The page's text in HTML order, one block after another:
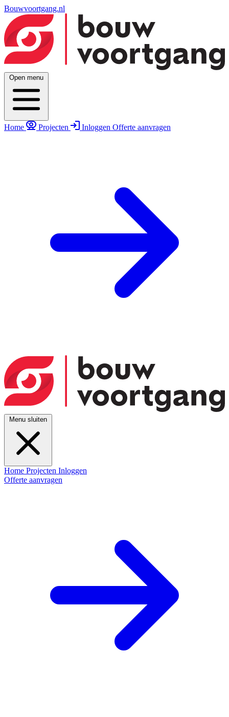
Bouwvoortgang.nl
Open menu
Home Projecten Inloggen Offerte aanvragen
Menu sluiten
Home Projecten Inloggen
Offerte aanvragen